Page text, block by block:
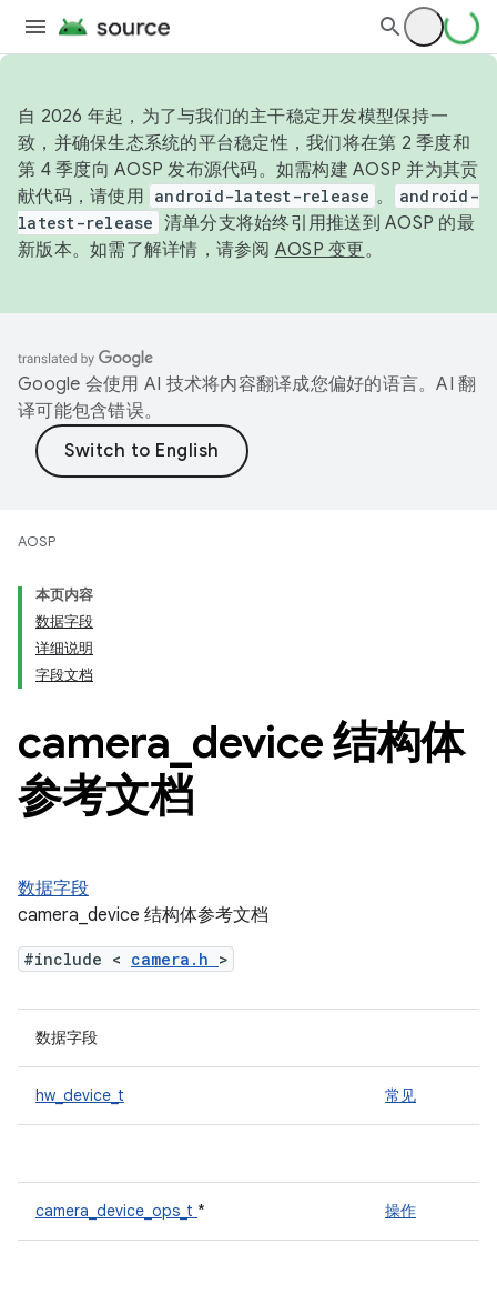
自 2026 年起，为了与我们的主干稳定开发模型保持一
致，并确保生态系统的平台稳定性，我们将在第 2 季度和
第 4 季度向 AOSP 发布源代码。如需构建 AOSP 并为其贡
献代码，请使用 android-latest-release 。
android-
latest-release 清单分支将始终引用推送到 AOSP 的最
新版本。如需了解详情，请参阅 AOSP 变更。
Google 会使用 AI 技术将内容翻译成您偏好的语言。AI 翻
译可能包含错误。
AOSP
本页内容
数据字段
详细说明
字段文档
camera device 结构体
参考文档
数据字段
camera_device 结构体参考文档
#include < camera.h >
数据字段
hw_device_t 常见
camera_device_ops_t * 操作